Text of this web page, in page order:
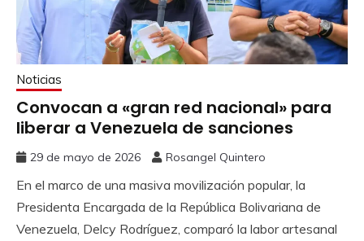
Noticias
Convocan a «gran red nacional» para
liberar a Venezuela de sanciones
29 de mayo de 2026 Rosangel Quintero
En el marco de una masiva movilización popular, la
Presidenta Encargada de la República Bolivariana de
Venezuela, Delcy Rodríguez, comparó la labor artesanal